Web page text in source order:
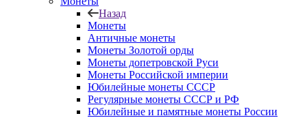
Назад
Монеты
Античные монеты
Монеты Золотой орды
Монеты допетровской Руси
Монеты Российской империи
Юбилейные монеты СССР
Регулярные монеты СССР и РФ
Юбилейные и памятные монеты России